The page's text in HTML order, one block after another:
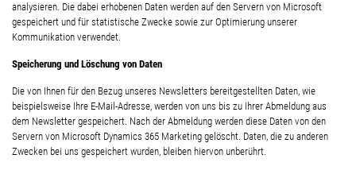
analysieren. Die dabei erhobenen Daten werden auf den Servern von Microsoft
gespeichert und für statistische Zwecke sowie zur Optimierung unserer
Kommunikation verwendet.
Speicherung und Löschung von Daten
Die von Ihnen für den Bezug unseres Newsletters bereitgestellten Daten, wie
beispielsweise Ihre E-Mail-Adresse, werden von uns bis zu Ihrer Abmeldung aus
dem Newsletter gespeichert. Nach der Abmeldung werden diese Daten von den
Servern von Microsoft Dynamics 365 Marketing gelöscht. Daten, die zu anderen
Zwecken bei uns gespeichert wurden, bleiben hiervon unberührt.